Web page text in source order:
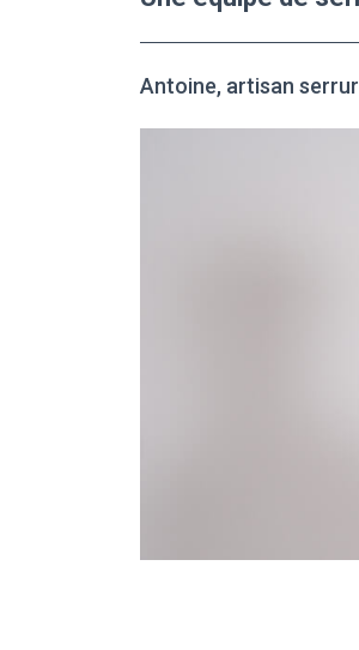
Antoine, artisan